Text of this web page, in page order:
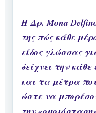
Η Δρ. Mona
της πώς κάθε
είδος γλώσσας
δείχνει την
και τα μέτρα
ώστε να